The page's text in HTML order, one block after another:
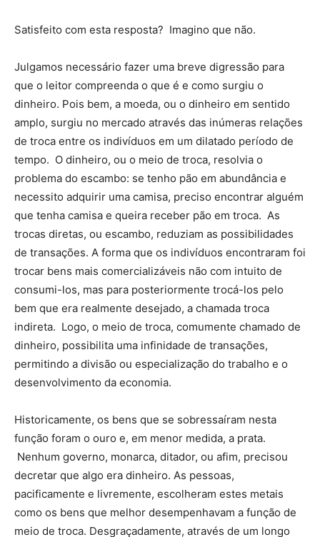
Satisfeito com esta resposta? Imagino que não.
Julgamos necessário fazer uma breve digressão para
que o leitor compreenda o que é e como surgiu o
dinheiro. Pois bem, a moeda, ou o dinheiro em sentido
amplo, surgiu no mercado através das inúmeras relações
de troca entre os indivíduos em um dilatado período de
tempo. O dinheiro, ou o meio de troca, resolvia o
problema do escambo: se tenho pão em abundância e
necessito adquirir uma camisa, preciso encontrar alguém
que tenha camisa e queira receber pão em troca. As
trocas diretas, ou escambo, reduziam as possibilidades
de transações. A forma que os indivíduos encontraram foi
trocar bens mais comercializáveis não com intuito de
consumi-los, mas para posteriormente trocá-los pelo
bem que era realmente desejado, a chamada troca
indireta. Logo, o meio de troca, comumente chamado de
dinheiro, possibilita uma infinidade de transações,
permitindo a divisão ou especialização do trabalho e o
desenvolvimento da economia.
Historicamente, os bens que se sobressaíram nesta
função foram o ouro e, em menor medida, a prata.
Nenhum governo, monarca, ditador, ou afim, precisou
decretar que algo era dinheiro. As pessoas,
pacificamente e livremente, escolheram estes metais
como os bens que melhor desempenhavam a função de
meio de troca. Desgraçadamente, através de um longo